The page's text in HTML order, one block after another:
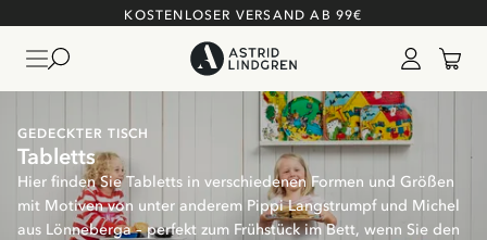
KOSTENLOSER VERSAND AB 99€
GEDECKTER TISCH
Tabletts
Hier finden Sie Tabletts in verschiedenen Formen und Größen
mit Motiven von unter anderem Pippi Langstrumpf und Michel
aus Lönneberga – perfekt zum Frühstück im Bett, wenn Sie den